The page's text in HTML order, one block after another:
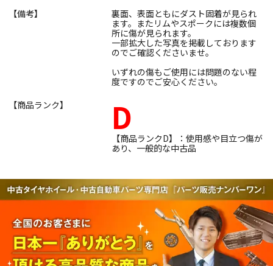
【備考】
裏面、表面ともにダスト固着が見られ
ます。またリムやスポークには複数個
所に傷が見られます。
一部拡大した写真を掲載しております
のでご確認くださいませ。
いずれの傷もご使用には問題のない程
度ですのでご安心ください。
【商品ランク】
D
【商品ランクD】：使用感や目立つ傷が
あり、一般的な中古品